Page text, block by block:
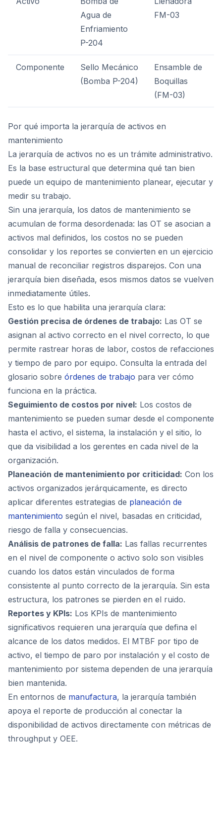
Agua de
Enfriamiento
P-204
FM-03
Componente
Sello Mecánico
(Bomba P-204)
Ensamble de
Boquillas
(FM-03)
Por qué importa la jerarquía de activos en
mantenimiento
La jerarquía de activos no es un trámite administrativo.
Es la base estructural que determina qué tan bien
puede un equipo de mantenimiento planear, ejecutar y
medir su trabajo.
Sin una jerarquía, los datos de mantenimiento se
acumulan de forma desordenada: las OT se asocian a
activos mal definidos, los costos no se pueden
consolidar y los reportes se convierten en un ejercicio
manual de reconciliar registros disparejos. Con una
jerarquía bien diseñada, esos mismos datos se vuelven
inmediatamente útiles.
Esto es lo que habilita una jerarquía clara:
Gestión precisa de órdenes de trabajo: Las OT se
asignan al activo correcto en el nivel correcto, lo que
permite rastrear horas de labor, costos de refacciones
y tiempo de paro por equipo. Consulta la entrada del
glosario sobre órdenes de trabajo para ver cómo
funciona en la práctica.
Seguimiento de costos por nivel: Los costos de
mantenimiento se pueden sumar desde el componente
hasta el activo, el sistema, la instalación y el sitio, lo
que da visibilidad a los gerentes en cada nivel de la
organización.
Planeación de mantenimiento por criticidad: Con los
activos organizados jerárquicamente, es directo
aplicar diferentes estrategias de planeación de
mantenimiento según el nivel, basadas en criticidad,
riesgo de falla y consecuencias.
Análisis de patrones de falla: Las fallas recurrentes
en el nivel de componente o activo solo son visibles
cuando los datos están vinculados de forma
consistente al punto correcto de la jerarquía. Sin esta
estructura, los patrones se pierden en el ruido.
Reportes y KPIs: Los KPIs de mantenimiento
significativos requieren una jerarquía que defina el
alcance de los datos medidos. El MTBF por tipo de
activo, el tiempo de paro por instalación y el costo de
mantenimiento por sistema dependen de una jerarquía
bien mantenida.
En entornos de manufactura, la jerarquía también
apoya el reporte de producción al conectar la
disponibilidad de activos directamente con métricas de
throughput y OEE.